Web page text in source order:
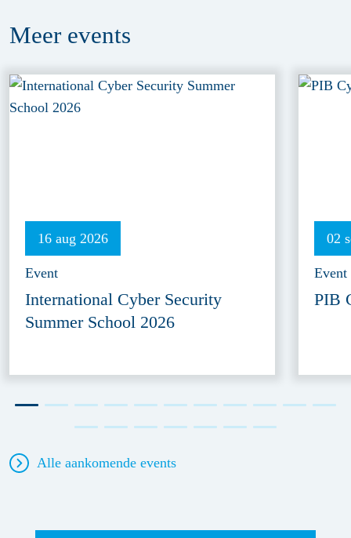
Meer events
16 aug 2026
Event
International Cyber Security
Summer School 2026
02
Event
PIB
Alle aankomende events